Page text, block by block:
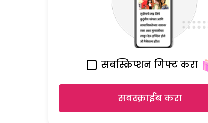
सबस्क्रिप्शन गिफ्ट करा
सबस्क्राईब करा